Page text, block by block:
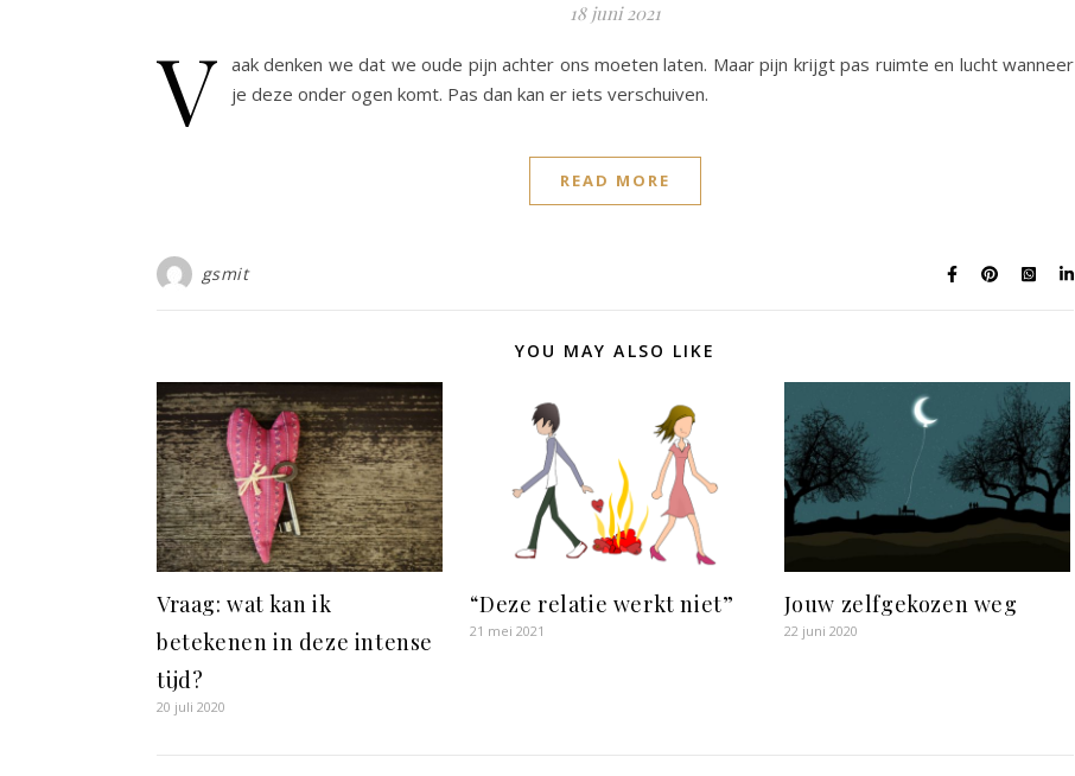
18 juni 2021
V aak denken we dat we oude pijn achter ons moeten laten. Maar pijn krijgt pas ruimte en lucht wanneer
je deze onder ogen komt. Pas dan kan er iets verschuiven.
READ MORE
gsmit
YOU MAY ALSO LIKE
Vraag: wat kan ik
betekenen in deze intense
tijd?
20 juli 2020
“Deze relatie werkt niet”
21 mei 2021
Jouw zelfgekozen weg
22 juni 2020